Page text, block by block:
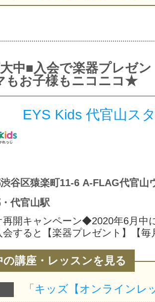
中■入会で楽器プレゼン
もお子様もニコニコ★
EYS Kids 代官山ス
代官山駅
開キャンペーン◆2020年6月中
会すると【楽器プレゼント】【
の講座・レッスンを見る